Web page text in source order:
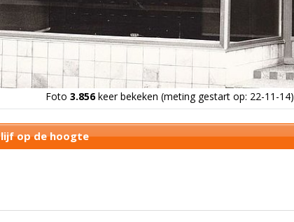
Foto 3.856keer bekeken (meting gestart op: 22-11-14)
op de hoogte